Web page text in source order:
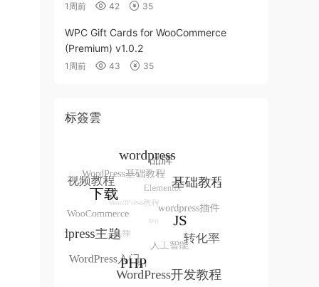
1周前 42 35
WPC Gift Cards for WooCommerce
(Premium) v1.0.2
1周前 43 35
标簽雲